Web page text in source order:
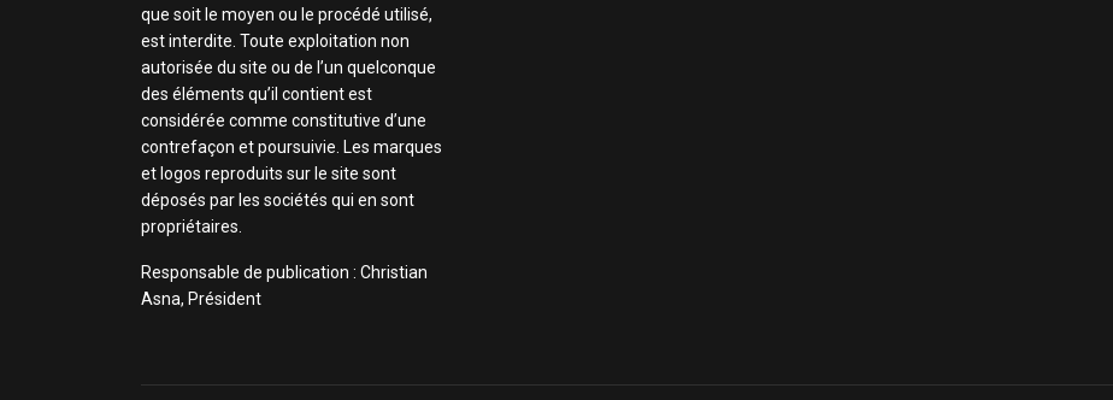
que soit le moyen ou le procédé utilisé,
est interdite. Toute exploitation non
autorisée du site ou de l’un quelconque
des éléments qu’il contient est
considérée comme constitutive d’une
contrefaçon et poursuivie. Les marques
et logos reproduits sur le site sont
déposés par les sociétés qui en sont
propriétaires.
Responsable de publication : Christian
Asna, Président